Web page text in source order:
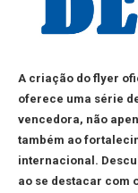
A criação do flyer
oferece uma série
vencedora, não
também ao
internacional.
ao se destacar com